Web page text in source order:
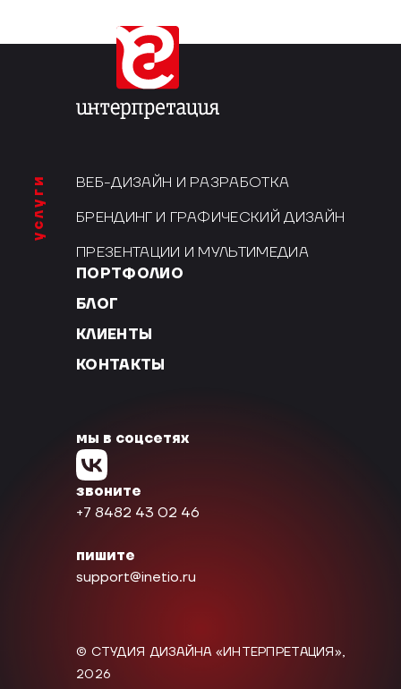
услуги
ВЕБ-ДИЗАЙН И РАЗРАБОТКА
БРЕНДИНГ И ГРАФИЧЕСКИЙ ДИЗАЙН
ПРЕЗЕНТАЦИИ И МУЛЬТИМЕДИА
ПОРТФОЛИО
БЛОГ
КЛИЕНТЫ
КОНТАКТЫ
мы в соцсетях
звоните
+7 8482 43 02 46
пишите
support@inetio.ru
© СТУДИЯ ДИЗАЙНА «ИНТЕРПРЕТАЦИЯ»,
2026